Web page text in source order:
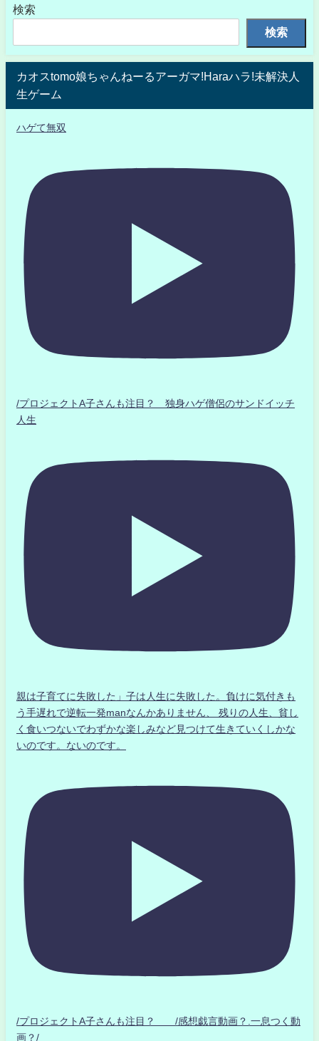
検索
検索
カオスtomo娘ちゃんねーるアーガマ!Haraハラ!未解決人
生ゲーム
ハゲて無双
/プロジェクトA子さんも注目？ 独身ハゲ僧侶のサンドイッチ
人生
親は子育てに失敗した」子は人生に失敗した。負けに気付きも
う手遅れで逆転一発manなんかありません、 残りの人生、貧し
く食いつないでわずかな楽しみなど見つけて生きていくしかな
いのです。ないのです。
/プロジェクトA子さんも注目？ /感想戯言動画？.一息つく動
画？/